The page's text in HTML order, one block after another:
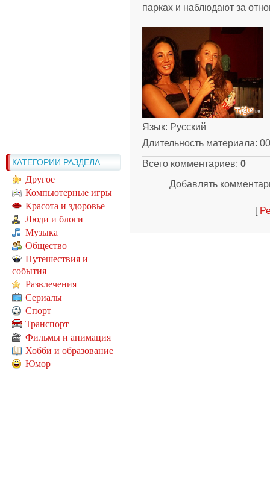
КАТЕГОРИИ РАЗДЕЛА
Другое
Компьютерные игры
Красота и здоровье
Люди и блоги
Музыка
Общество
Путешествия и
события
Развлечения
Сериалы
Спорт
Транспорт
Фильмы и анимация
Хобби и образование
Юмор
парках и наблюдают за
Язык: Русский
Длительность материала:
Всего комментариев: 0
Добавлять
[